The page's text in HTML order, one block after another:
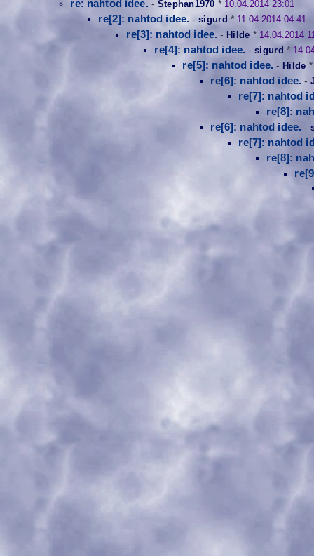
re: nahtod idee.- Stephan1970 * 10.04.2014 23:01
re[2]: nahtod idee. -sigurd * 11.04.2014 04:41
re[3]: nahtod idee. - Hilde * 14.04.2014
re[4]: nahtod idee. -sigurd *
re[5]: nahtod idee. - Hilde
re[6]: nahtod idee. -
re[7]: nahtod
re[8]:
re[6]: nahtod idee. -
re[7]: nahtod
re[8]: